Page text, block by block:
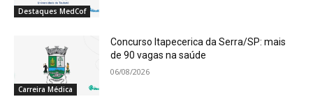
Destaques MedCof
Carreira Médica
Concurso Itapecerica da Serra/SP: mais
de 90 vagas na saúde
06/08/2026